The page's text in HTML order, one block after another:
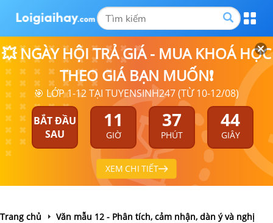
💥 NGÀY HỘI TRẢ GIÁ - MUA KHOÁ HỌC
THEO GIÁ BẠN MUỐN❗
🎯 LỚP 1-12 TẠI TUYENSINH247 (TỪ 10-12/08)
BẮT ĐẦU
SAU
11
GIỜ
37
PHÚT
44
GIÂY
XEM CHI TIẾT
Trang chủ
Văn mẫu 12 - Phân tích, cảm nhận, dàn ý và nghị